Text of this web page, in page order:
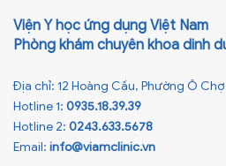
Viện Y học ứng dụng Việt Nam
Phòng khám chuyên khoa dinh
Địa chỉ: 12 Hoàng Cầu, Phường Ô
Hotline 1: 0935.18.39.39
Hotline 2: 0243.633.5678
Email: info@viamclinic.vn